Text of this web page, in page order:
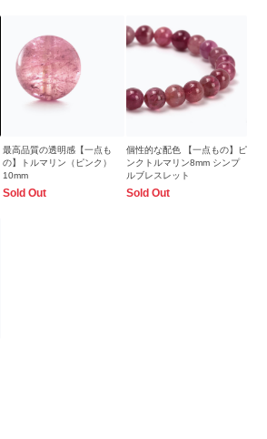
最高品質の透明感【一点も
の】トルマリン（ピンク）
10mm
Sold Out
個性的な配色 【一点もの】ピ
ンクトルマリン8mm シンプ
ルブレスレット
Sold Out